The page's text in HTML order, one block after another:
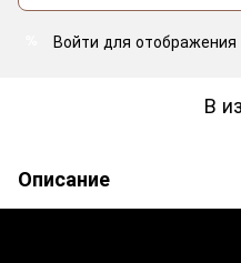
Войти для отображения
В
Описание